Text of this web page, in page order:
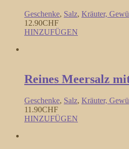
Geschenke, Salz, Kräuter,
12.90CHF
HINZUFÜGEN
Reines Meersalz
Geschenke, Salz, Kräuter,
11.90CHF
HINZUFÜGEN